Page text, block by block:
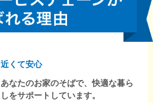
近くて安心
あなたのお家のそばで、快適な暮ら
しをサポートしています。